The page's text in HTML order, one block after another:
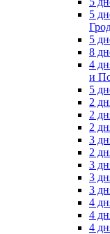
5
5
8
4
и
5
2
2
2
3
2
3
3
3
4
4
4